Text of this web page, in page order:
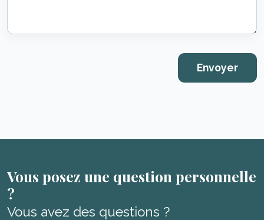
Vous posez une question personnelle
?
Vous avez des questions ?